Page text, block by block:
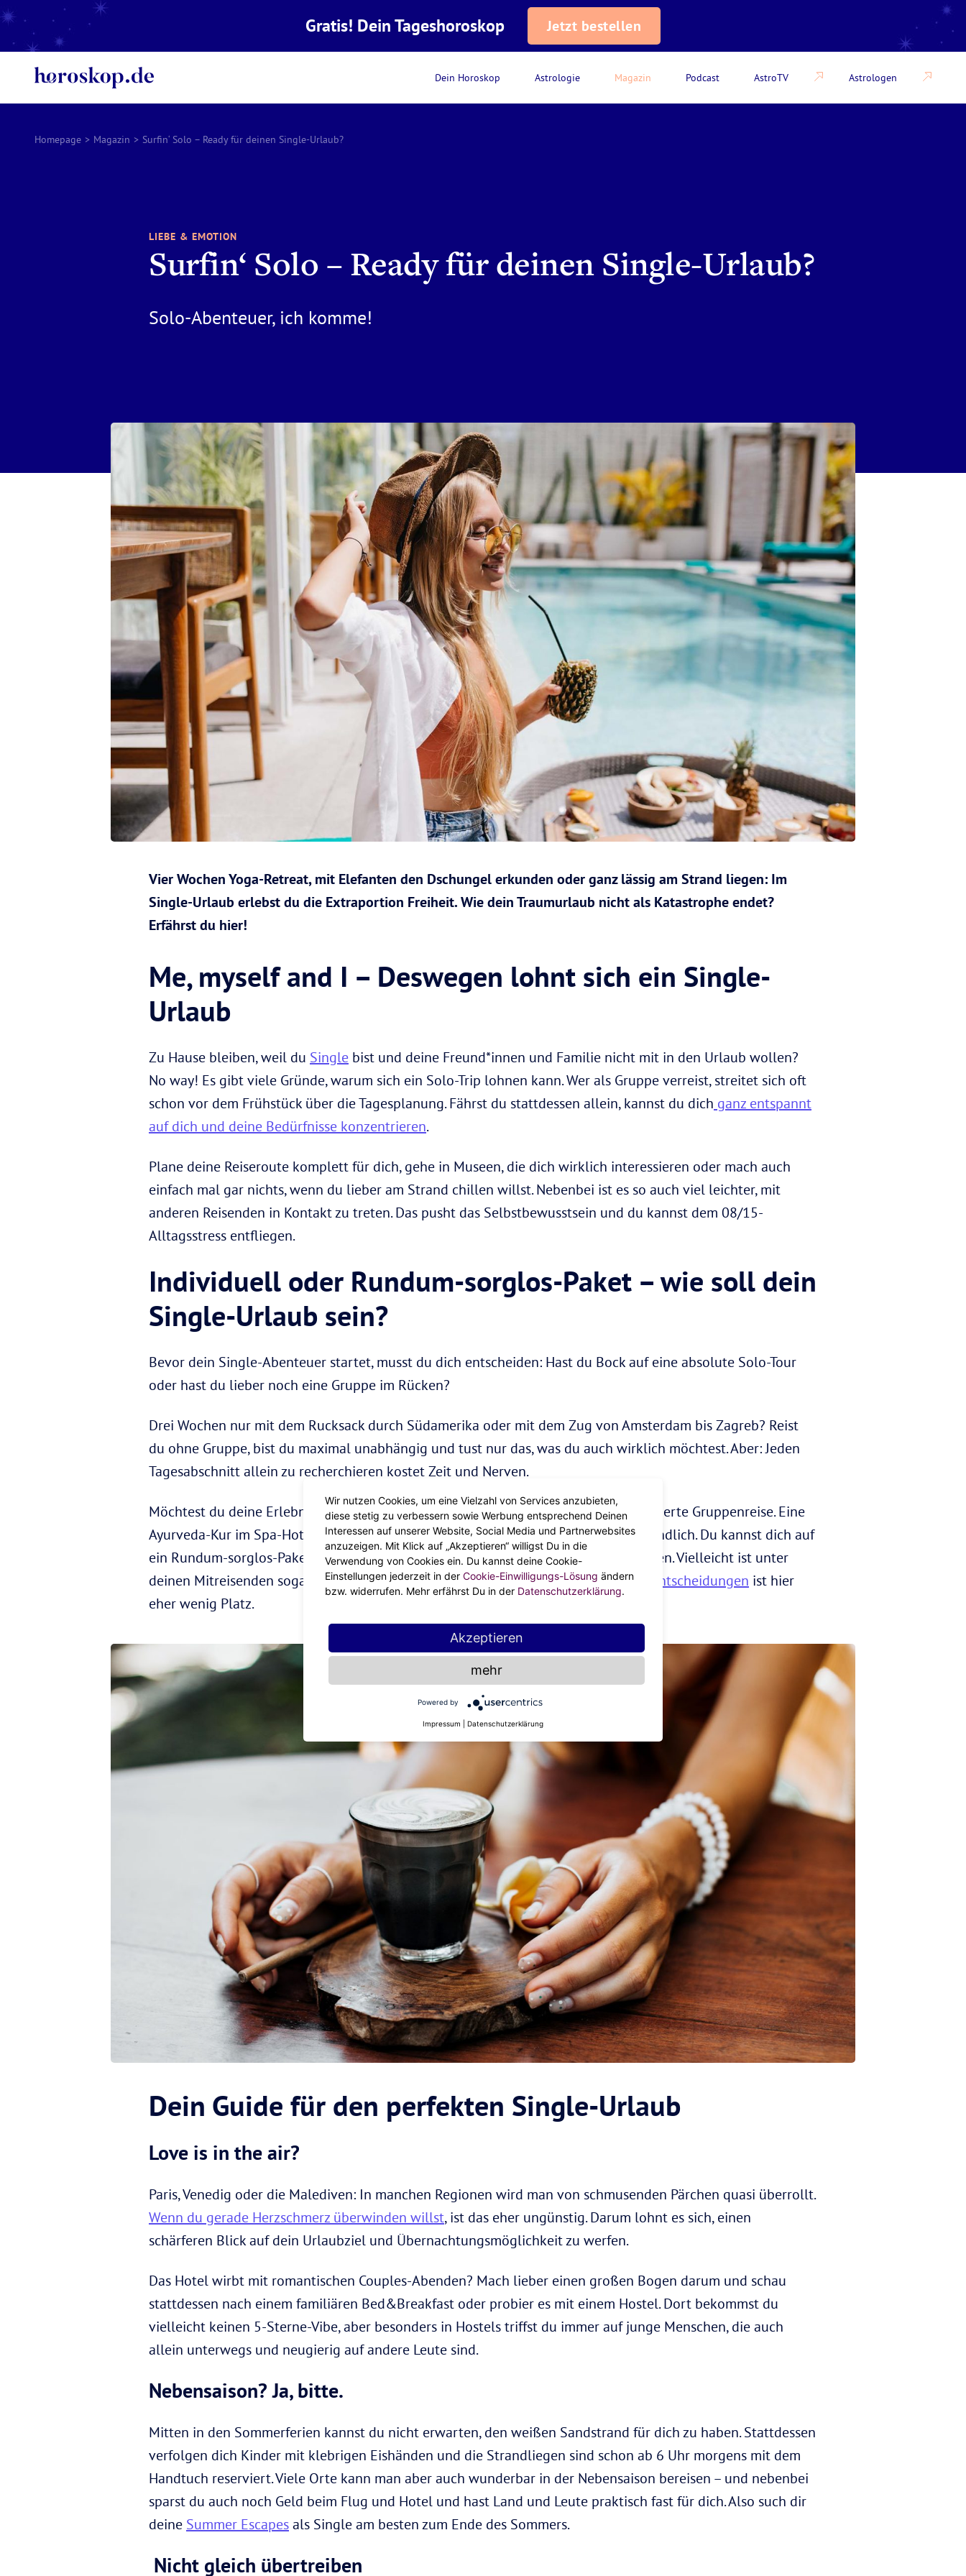
Dein Horoskop Astrologie Magazin Podcast AstroTV Astrologen
Gratis! Dein Tageshoroskop Jetzt bestellen
Homepage > Magazin > Surfin‘ Solo – Ready für deinen Single-Urlaub?
LIEBE & EMOTION
Surfin‘ Solo – Ready für deinen Single-Urlaub?
Solo-Abenteuer, ich komme!
Vier Wochen Yoga-Retreat, mit Elefanten den Dschungel erkunden oder ganz lässig am Strand liegen: Im
Single-Urlaub erlebst du die Extraportion Freiheit. Wie dein Traumurlaub nicht als Katastrophe endet?
Erfährst du hier!
Me, myself and I – Deswegen lohnt sich ein Single-
Urlaub
Zu Hause bleiben, weil du Single bist und deine Freund*innen und Familie nicht mit in den Urlaub wollen?
No way! Es gibt viele Gründe, warum sich ein Solo-Trip lohnen kann. Wer als Gruppe verreist, streitet sich oft
schon vor dem Frühstück über die Tagesplanung. Fährst du stattdessen allein, kannst du dich ganz entspannt
auf dich und deine Bedürfnisse konzentrieren.
Plane deine Reiseroute komplett für dich, gehe in Museen, die dich wirklich interessieren oder mach auch
einfach mal gar nichts, wenn du lieber am Strand chillen willst. Nebenbei ist es so auch viel leichter, mit
anderen Reisenden in Kontakt zu treten. Das pusht das Selbstbewusstsein und du kannst dem 08/15-
Alltagsstress entfliegen.
Individuell oder Rundum-sorglos-Paket – wie soll dein
Single-Urlaub sein?
Bevor dein Single-Abenteuer startet, musst du dich entscheiden: Hast du Bock auf eine absolute Solo-Tour
oder hast du lieber noch eine Gruppe im Rücken?
Drei Wochen nur mit dem Rucksack durch Südamerika oder mit dem Zug von Amsterdam bis Zagreb? Reist
du ohne Gruppe, bist du maximal unabhängig und tust nur das, was du auch wirklich möchtest. Aber: Jeden
Tagesabschnitt allein zu recherchieren kostet Zeit und Nerven.
Möchtest du deine Erlebnisse jeden Tag mit einem Squad teilen, eignen sich organisierte Gruppenreise. Eine
Ayurveda-Kur im Spa-Hotel oder ein lässiger Segeltörn: Die Möglichkeiten sind unendlich. Du kannst dich auf
ein Rundum-sorglos-Paket der Extraklasse freuen und musst quasi nichts entschieden. Vielleicht ist unter
deinen Mitreisenden sogar
dein nächster Summer-Fling. Nachteil: Fürindividuelle Entscheidungen ist hier
eher wenig Platz.
Dein Guide für den perfekten Single-Urlaub
Love is in the air?
Paris, Venedig oder die Malediven: In manchen Regionen wird man von schmusenden Pärchen quasi überrollt.
Wenn du gerade Herzschmerz überwinden willst, ist das eher ungünstig. Darum lohnt es sich, einen
schärferen Blick auf dein Urlaubziel und Übernachtungsmöglichkeit zu werfen.
Das Hotel wirbt mit romantischen Couples-Abenden? Mach lieber einen großen Bogen darum und schau
stattdessen nach einem familiären Bed&Breakfast oder probier es mit einem Hostel. Dort bekommst du
vielleicht keinen 5-Sterne-Vibe, aber besonders in Hostels triffst du immer auf junge Menschen, die auch
allein unterwegs und neugierig auf andere Leute sind.
Nebensaison? Ja, bitte.
Mitten in den Sommerferien kannst du nicht erwarten, den weißen Sandstrand für dich zu haben. Stattdessen
verfolgen dich Kinder mit klebrigen Eishänden und die Strandliegen sind schon ab 6 Uhr morgens mit dem
Handtuch reserviert. Viele Orte kann man aber auch wunderbar in der Nebensaison bereisen – und nebenbei
sparst du auch noch Geld beim Flug und Hotel und hast Land und Leute praktisch fast für dich. Also such dir
deine Summer Escapes als Single am besten zum Ende des Sommers.
Nicht gleich übertreiben
Wir nutzen Cookies, um eine Vielzahl von Services anzubieten,
diese stetig zu verbessern sowie Werbung entsprechend Deinen
Interessen auf unserer Website, Social Media und Partnerwebsites
anzuzeigen. Mit Klick auf „Akzeptieren“ willigst Du in die
Verwendung von Cookies ein. Du kannst deine Cookie-
Einstellungen jederzeit in der Cookie-Einwilligungs-Lösung ändern
bzw. widerrufen. Mehr erfährst Du in der Datenschutzerklärung.
Akzeptieren
mehr
Powered by
Impressum Datenschutzerklärung